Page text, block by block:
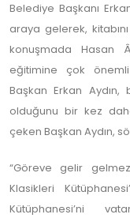
Belediye Başkanı
araya gelerek,
konuşmada Hasan
eğitimine çok
Başkan Erkan
olduğunu bir kez
çeken Başkan Aydın,
“Göreve gelir
Klasikleri
Kütüphanesi’ni